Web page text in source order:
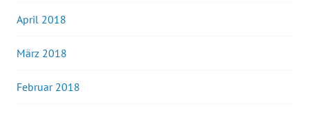
April 2018
März 2018
Februar 2018